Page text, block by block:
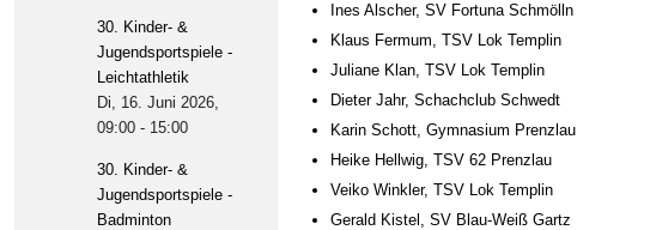
30. Kinder- &
Jugendsportspiele -
Leichtathletik
Di, 16. Juni 2026,
09:00- 15:00
30. Kinder- &
Jugendsportspiele -
Badminton
Ines Alscher, SV Fortuna Schmölln
Klaus Fermum, TSV Lok Templin
Juliane Klan, TSV Lok Templin
Dieter Jahr, Schachclub Schwedt
Karin Schott, Gymnasium Prenzlau
Heike Hellwig, TSV 62 Prenzlau
Veiko Winkler, TSV Lok Templin
Gerald Kistel, SV Blau-Weiß Gartz